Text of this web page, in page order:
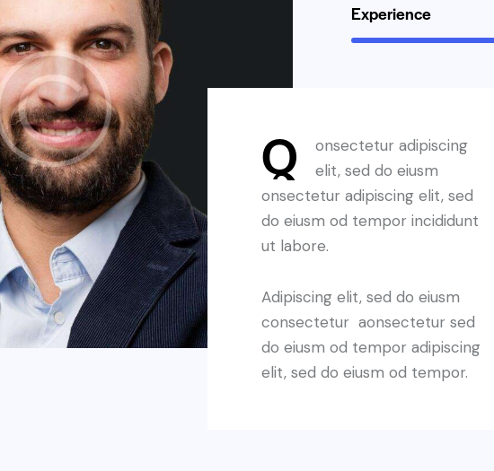
Experience
Q
onsectetur adipiscing
elit, sed do eiusm
onsectetur adipiscing elit, sed
do eiusm od tempor incididunt
ut labore.
Adipiscing elit, sed do eiusm
consectetur aonsectetur sed
do eiusm od tempor adipiscing
elit, sed do eiusm od tempor.